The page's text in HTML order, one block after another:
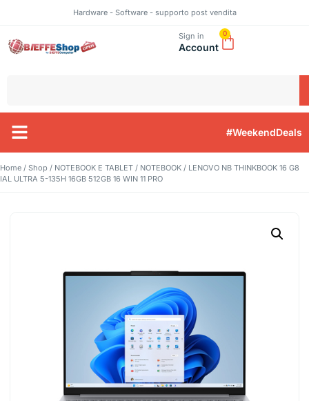
Hardware - Software - supporto post vendita
Sign in
Account
0
#WeekendDeals
Home / Shop / NOTEBOOK E TABLET / NOTEBOOK / LENOVO NB THINKBOOK 16 G8
IAL ULTRA 5-135H 16GB 512GB 16 WIN 11 PRO